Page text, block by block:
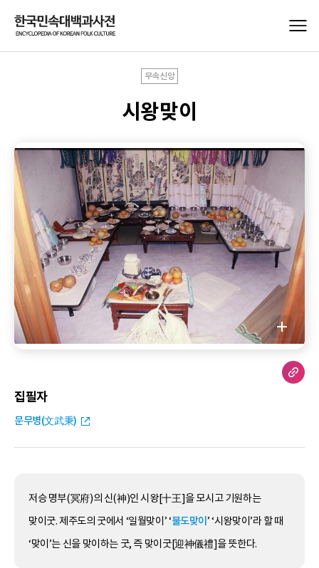
무속신앙
시왕맞이
집필자
문무병(文武秉)
저승 명부(冥府)의 신(神)인 시왕[十王]을 모시고 기원하는
맞이굿. 제주도의 굿에서 ‘일월맞이’ ‘불도맞이’ ‘시왕맞이’라 할 때
‘맞이’는 신을 맞이하는 굿, 즉 맞이굿[迎神儀禮]을 뜻한다.